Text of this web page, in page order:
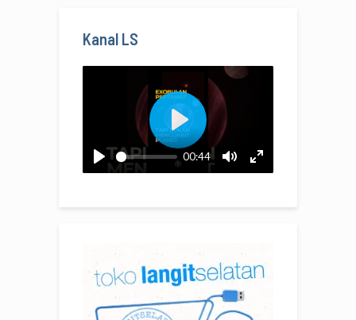
Kanal LS